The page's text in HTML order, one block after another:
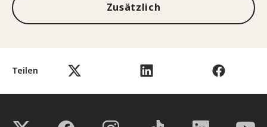
Teilen
Zusätzlich